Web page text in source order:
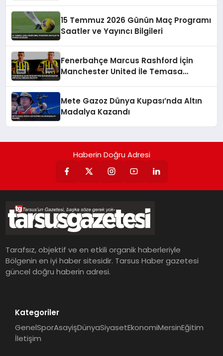
15 Temmuz 2026 Günün Maç Programı
Saatler ve Yayıncı Bilgileri
Fenerbahçe Marcus Rashford İçin
Manchester United İle Temasa
Mete Gazoz Dünya Kupası’nda Altın
Madalya Kazandı
Haberin Doğru Adresi
Tarafsız, objektif ve en etkili organik haberleriyle
Bölgenin en iyi haber sitesidir. Tarsus Haber gazetesi
güncel doğru haberin adresi.
Kategoriler
GenelSporAsayişDünyaSiyasetEkonomiMersinEğitim
İletişim